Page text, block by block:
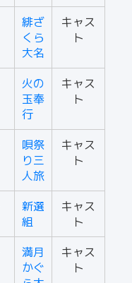
緋ざ
くら
大名
キャス
ト
火の
玉奉
行
キャス
ト
唄祭
り三
人旅
キャス
ト
新選
組
キャス
ト
満月
かぐ
キャス
ト